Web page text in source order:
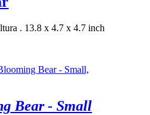
. 13.8 x 4.7 x 4.7 inch
Bear - Small